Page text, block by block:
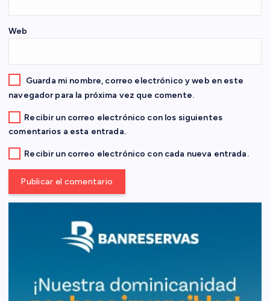
r
a
d
a
s
Web
Guarda mi nombre, correo electrónico y web en este
navegador para la próxima vez que comente.
Recibir un correo electrónico con los siguientes
comentarios a esta entrada.
Recibir un correo electrónico con cada nueva entrada.